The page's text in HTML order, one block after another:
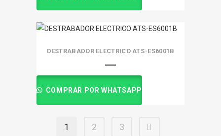
DESTRABADOR ELECTRICO ATS-ES6001B
COMPRAR POR WHATSAPP
1 2 3